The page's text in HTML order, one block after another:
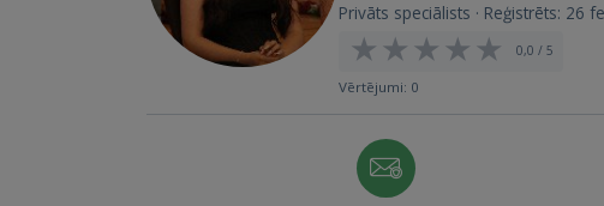
Privāts speciālists · Reģistrēts: 26
0,0 / 5
Vērtējumi: 0